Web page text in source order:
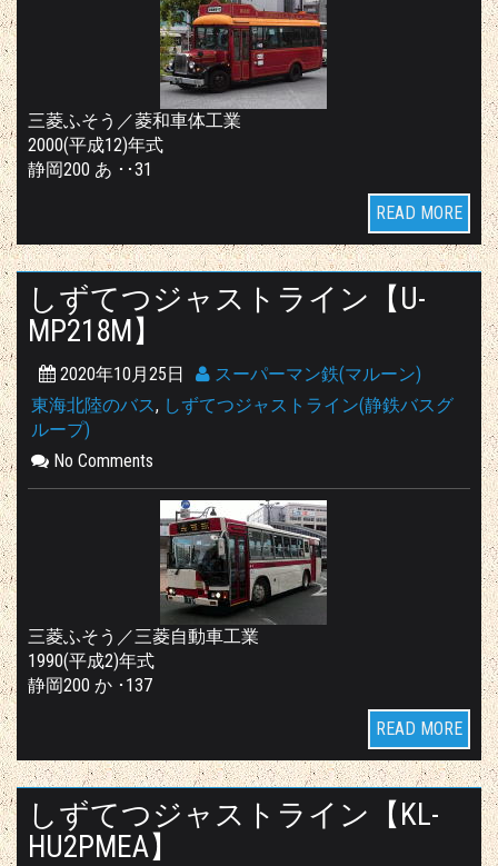
三菱ふそう／菱和車体工業
2000(平成12)年式
静岡200 あ ･･31
READ MORE
しずてつジャストライン【U-
MP218M】
2020年10月25日
スーパーマン鉄(マルーン)
東海北陸のバス, しずてつジャストライン(静鉄バスグ
ループ)
No Comments
三菱ふそう／三菱自動車工業
1990(平成2)年式
静岡200 か ･137
READ MORE
しずてつジャストライン【KL-
HU2PMEA】